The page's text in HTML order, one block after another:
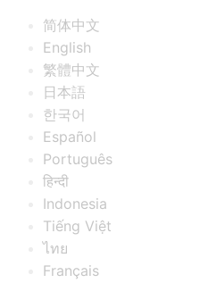
简体中文
English
繁體中文
日本語
한국어
Español
Português
हिन्दी
Indonesia
Tiếng Việt
ไทย
Français